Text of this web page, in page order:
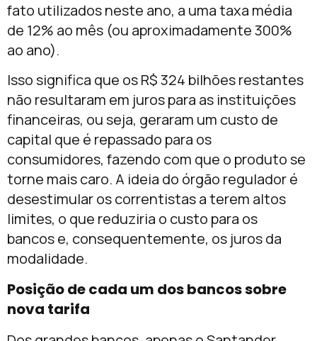
fato utilizados neste ano, a uma taxa média
de 12% ao mês (ou aproximadamente 300%
ao ano).
Isso significa que os R$ 324 bilhões restantes
não resultaram em juros para as instituições
financeiras, ou seja, geraram um custo de
capital que é repassado para os
consumidores, fazendo com que o produto se
torne mais caro. A ideia do órgão regulador é
desestimular os correntistas a terem altos
limites, o que reduziria o custo para os
bancos e, consequentemente, os juros da
modalidade.
Posição de cada um dos bancos sobre
nova tarifa